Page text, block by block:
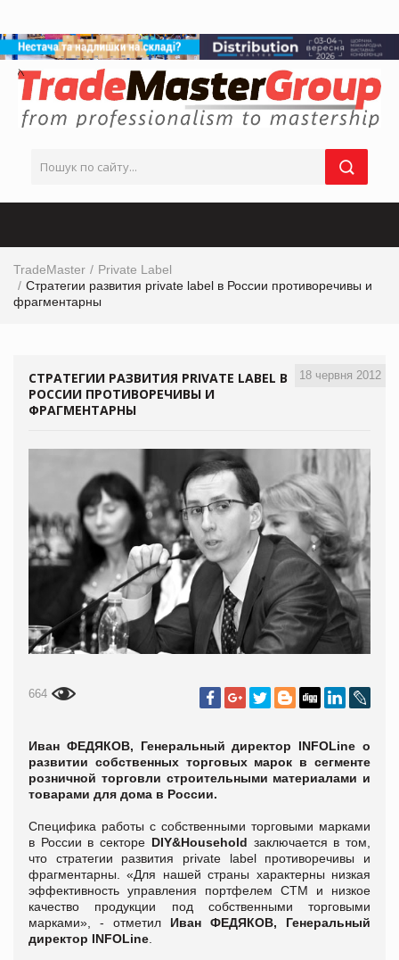
TradeMaster
Private Label
Стратегии развития private label в России противоречивы и
фрагментарны
18 червня 2012
СТРАТЕГИИ РАЗВИТИЯ PRIVATE LABEL В
РОССИИ ПРОТИВОРЕЧИВЫ И
ФРАГМЕНТАРНЫ
664
Иван ФЕДЯКОВ, Генеральный директор INFOLine о
развитии собственных торговых марок в сегменте
розничной торговли строительными материалами и
товарами для дома в России.
Специфика работы с собственными торговыми марками
в России в секторе DIY&Household заключается в том,
что стратегии развития private label противоречивы и
фрагментарны. «Для нашей страны характерны низкая
эффективность управления портфелем СТМ и низкое
качество продукции под собственными торговыми
марками», - отметил Иван ФЕДЯКОВ, Генеральный
директор INFOLine